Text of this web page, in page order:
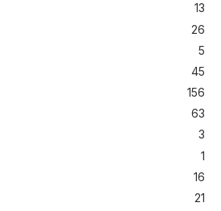
13
26
5
45
156
63
3
1
16
21